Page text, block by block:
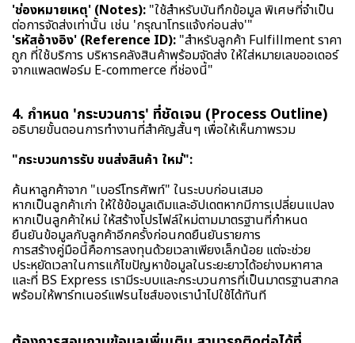
'ช่องหมายเหตุ' (Notes): "ใช้สำหรับบันทึกข้อมูล พิเศษที่จำเป็น
ต่อการจัดส่งเท่านั้น เช่น 'กรุณาโทรแจ้งก่อนส่ง'"
'รหัสอ้างอิง' (Reference ID): "สำหรับลูกค้า Fulfillment ราคา
ถูก ที่ใช้บริการ บริหารคลังสินค้าพร้อมจัดส่ง ให้ใส่หมายเลขออเดอร์
จากแพลตฟอร์ม E-commerce ที่ช่องนี้"
4. กำหนด 'กระบวนการ' ที่ชัดเจน (Process Outline)
อธิบายขั้นตอนการทำงานที่สำคัญสั้นๆ เพื่อให้เห็นภาพรวม
"กระบวนการรับ ขนส่งสินค้า ใหม่":
ค้นหาลูกค้าจาก "เบอร์โทรศัพท์" ในระบบก่อนเสมอ
หากเป็นลูกค้าเก่า ให้ใช้ข้อมูลเดิมและอัปเดตหากมีการเปลี่ยนแปลง
หากเป็นลูกค้าใหม่ ให้สร้างโปรไฟล์ใหม่ตามมาตรฐานที่กำหนด
ยืนยันข้อมูลกับลูกค้าอีกครั้งก่อนกดยืนยันรายการ
การสร้างคู่มือนี้คือการลงทุนด้วยเวลาเพียงเล็กน้อย แต่จะช่วย
ประหยัดเวลาในการแก้ไขปัญหาข้อมูลในระยะยาวได้อย่างมหาศาล
และที่ BS Express เรามีระบบและกระบวนการที่เป็นมาตรฐานสากล
พร้อมให้พาร์ทเนอร์แฟรนไชส์ของเรานำไปใช้ได้ทันที